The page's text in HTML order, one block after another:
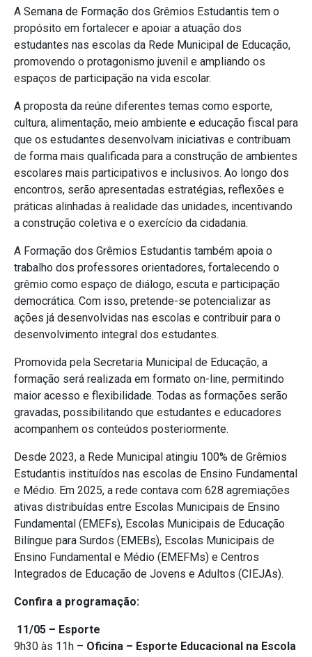
A Semana de Formação dos Grêmios Estudantis tem o
propósito em fortalecer e apoiar a atuação dos
estudantes nas escolas da Rede Municipal de Educação,
promovendo o protagonismo juvenil e ampliando os
espaços de participação na vida escolar.
A proposta da reúne diferentes temas como esporte,
cultura, alimentação, meio ambiente e educação fiscal para
que os estudantes desenvolvam iniciativas e contribuam
de forma mais qualificada para a construção de ambientes
escolares mais participativos e inclusivos. Ao longo dos
encontros, serão apresentadas estratégias, reflexões e
práticas alinhadas à realidade das unidades, incentivando
a construção coletiva e o exercício da cidadania.
A Formação dos Grêmios Estudantis também apoia o
trabalho dos professores orientadores, fortalecendo o
grêmio como espaço de diálogo, escuta e participação
democrática. Com isso, pretende-se potencializar as
ações já desenvolvidas nas escolas e contribuir para o
desenvolvimento integral dos estudantes.
Promovida pela Secretaria Municipal de Educação, a
formação será realizada em formato on-line, permitindo
maior acesso e flexibilidade. Todas as formações serão
gravadas, possibilitando que estudantes e educadores
acompanhem os conteúdos posteriormente.
Desde 2023, a Rede Municipal atingiu 100% de Grêmios
Estudantis instituídos nas escolas de Ensino Fundamental
e Médio. Em 2025, a rede contava com 628 agremiações
ativas distribuídas entre Escolas Municipais de Ensino
Fundamental (EMEFs), Escolas Municipais de Educação
Bilíngue para Surdos (EMEBs), Escolas Municipais de
Ensino Fundamental e Médio (EMEFMs) e Centros
Integrados de Educação de Jovens e Adultos (CIEJAs).
Confira a programação:
11/05 – Esporte
9h30 às 11h – Oficina – Esporte Educacional na Escola